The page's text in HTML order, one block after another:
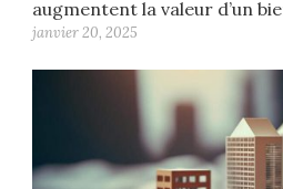
augmentent la valeur d’un
janvier 20, 2025